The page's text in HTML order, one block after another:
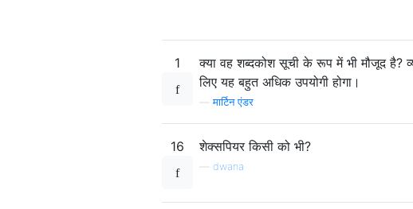
1
क्या वह शब्दकोश सूची के रूप में भी मौजूद
लिए यह बहुत अधिक उपयोगी होगा।
—मार्टिन एंडर
16 शेक्सपियर किसी को भी?
dwana